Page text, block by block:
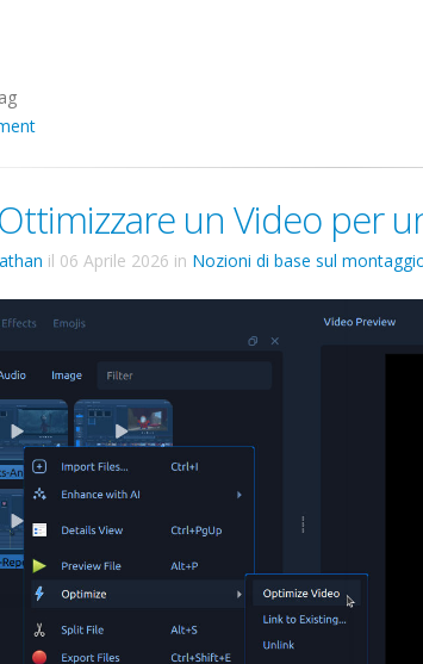
un Video per
il 06 Aprile 2026 in Nozioni di base sul